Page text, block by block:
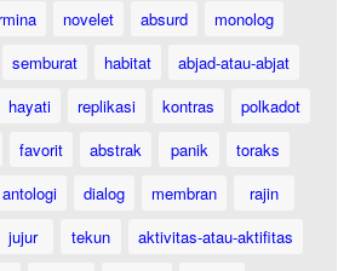
novelet absurd
monolog
semburat habitat
abjad-atau-abjat
hayati replikasi kontras
polkadot
favorit abstrak panik
toraks
antologi dialog membran
rajin
jujur tekun
aktivitas-atau-aktifitas